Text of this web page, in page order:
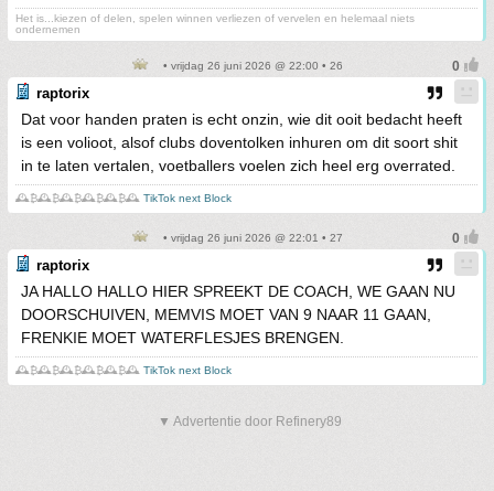
Het is...kiezen of delen, spelen winnen verliezen of vervelen en helemaal niets
ondernemen
• vrijdag 26 juni 2026 @ 22:00 • 26
raptorix
Dat voor handen praten is echt onzin, wie dit ooit bedacht heeft
is een volioot, alsof clubs doventolken inhuren om dit soort shit
in te laten vertalen, voetballers voelen zich heel erg overrated.
🕰️₿🕰️₿🕰️₿🕰️₿🕰️₿🕰️ TikTok next Block
• vrijdag 26 juni 2026 @ 22:01 • 27
raptorix
JA HALLO HALLO HIER SPREEKT DE COACH, WE GAAN NU
DOORSCHUIVEN, MEMVIS MOET VAN 9 NAAR 11 GAAN,
FRENKIE MOET WATERFLESJES BRENGEN.
🕰️₿🕰️₿🕰️₿🕰️₿🕰️₿🕰️ TikTok next Block
▼ Advertentie door Refinery89